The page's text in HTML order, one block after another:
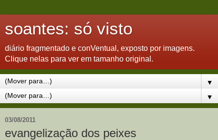
soantes: só visto
diário fragmentado e conVentual, exposto por imagens.
Clique nelas para ver em tamanho original.
▼
▼
03/08/2011
evangelização dos peixes